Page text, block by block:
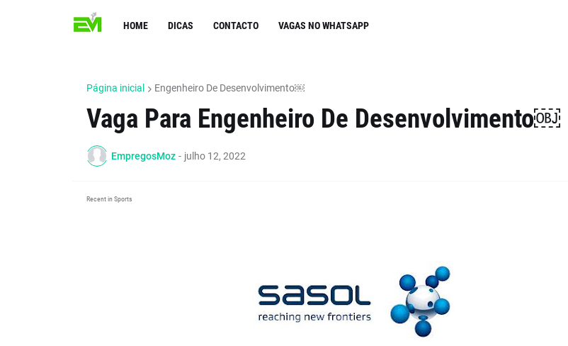
HOME DICAS CONTACTO VAGAS NO WHATSAPP
Página inicial Engenheiro De Desenvolvimento￼
Vaga Para Engenheiro De Desenvolvimento￼
EmpregosMoz - julho 12, 2022
Recent in Sports